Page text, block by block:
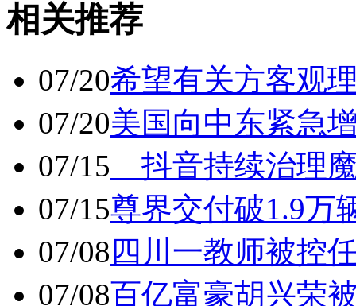
相关推荐
07/20希望有关方客观
07/20美国向中东紧急
07/15 抖音持续治理
07/15尊界交付破1.9万
07/08 四川一教师被控
07/08百亿富豪胡兴荣